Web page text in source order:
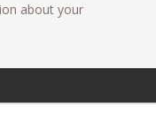
about your